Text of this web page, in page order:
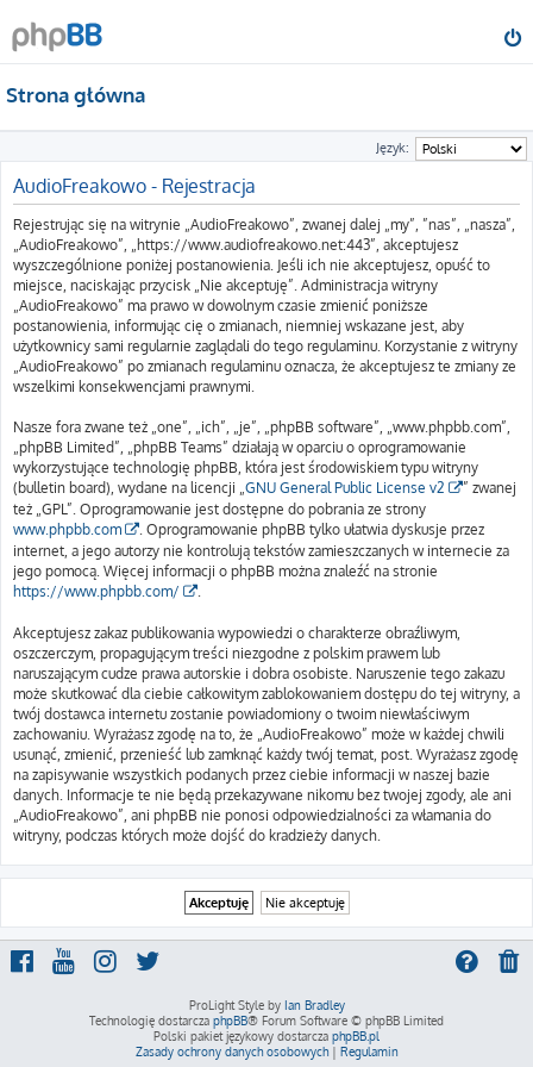
Strona główna
Język:
AudioFreakowo - Rejestracja
Rejestrując się na witrynie „AudioFreakowo”, zwanej dalej „my”, ”nas”, „nasza”,
„AudioFreakowo”, „https://www.audiofreakowo.net:443”, akceptujesz
wyszczególnione poniżej postanowienia. Jeśli ich nie akceptujesz, opuść to
miejsce, naciskając przycisk „Nie akceptuję”. Administracja witryny
„AudioFreakowo” ma prawo w dowolnym czasie zmienić poniższe
postanowienia, informując cię o zmianach, niemniej wskazane jest, aby
użytkownicy sami regularnie zaglądali do tego regulaminu. Korzystanie z witryny
„AudioFreakowo” po zmianach regulaminu oznacza, że akceptujesz te zmiany ze
wszelkimi konsekwencjami prawnymi.
Nasze fora zwane też „one”, „ich”, „je”, „phpBB software”, „www.phpbb.com”,
„phpBB Limited”, „phpBB Teams” działają w oparciu o oprogramowanie
wykorzystujące technologię phpBB, która jest środowiskiem typu witryny
(bulletin board), wydane na licencji „GNU General Public License v2
” zwanej
też „GPL”. Oprogramowanie jest dostępne do pobrania ze strony
www.phpbb.com
. Oprogramowanie phpBB tylko ułatwia dyskusje przez
internet, a jego autorzy nie kontrolują tekstów zamieszczanych w internecie za
jego pomocą. Więcej informacji o phpBB można znaleźć na stronie
https://www.phpbb.com/
.
Akceptujesz zakaz publikowania wypowiedzi o charakterze obraźliwym,
oszczerczym, propagującym treści niezgodne z polskim prawem lub
naruszającym cudze prawa autorskie i dobra osobiste. Naruszenie tego zakazu
może skutkować dla ciebie całkowitym zablokowaniem dostępu do tej witryny, a
twój dostawca internetu zostanie powiadomiony o twoim niewłaściwym
zachowaniu. Wyrażasz zgodę na to, że „AudioFreakowo” może w każdej chwili
usunąć, zmienić, przenieść lub zamknąć każdy twój temat, post. Wyrażasz zgodę
na zapisywanie wszystkich podanych przez ciebie informacji w naszej bazie
danych. Informacje te nie będą przekazywane nikomu bez twojej zgody, ale ani
„AudioFreakowo”, ani phpBB nie ponosi odpowiedzialności za włamania do
witryny, podczas których może dojść do kradzieży danych.
ProLight Style by Ian Bradley
Technologię dostarcza phpBB® Forum Software © phpBB Limited
Polski pakiet językowy dostarcza phpBB.pl
Zasady ochrony danych osobowych| Regulamin